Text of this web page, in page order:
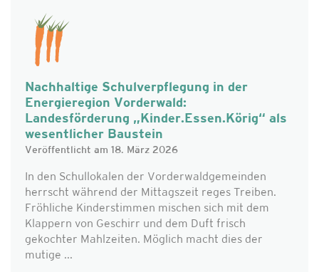
Nachhaltige Schulverpflegung in der
Energieregion Vorderwald:
Landesförderung „Kinder.Essen.Körig“ als
wesentlicher Baustein
Veröffentlicht am 18. März 2026
In den Schullokalen der Vorderwaldgemeinden
herrscht während der Mittagszeit reges Treiben.
Fröhliche Kinderstimmen mischen sich mit dem
Klappern von Geschirr und dem Duft frisch
gekochter Mahlzeiten. Möglich macht dies der
mutige ...